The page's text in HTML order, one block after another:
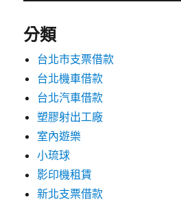
分類
台北市支票借款
台北機車借款
台北汽車借款
塑膠射出工廠
室內遊樂
小琉球
影印機租賃
新北支票借款